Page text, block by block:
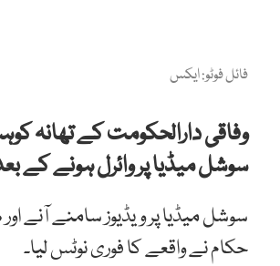
فائل فوٹو: ایکس
وفاقی دارالحکومت کے تھانہ
سوشل میڈیا پر وائرل ہونے کے
سوشل میڈیا پر ویڈیوز سامنے
حکام نے واقعے کا فوری نوٹس لیا۔